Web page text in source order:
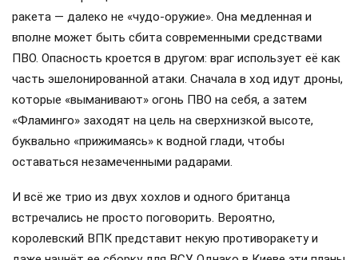
ракета — далеко не «чудо-оружие». Она медленная и
вполне может быть сбита современными средствами
ПВО. Опасность кроется в другом: враг использует её как
часть эшелонированной атаки. Сначала в ход идут дроны,
которые «выманивают» огонь ПВО на себя, а затем
«Фламинго» заходят на цель на сверхнизкой высоте,
буквально «прижимаясь» к водной глади, чтобы
оставаться незамеченными радарами.
И всё же трио из двух хохлов и одного британца
встречались не просто поговорить. Вероятно,
королевский ВПК представит некую противоракету и